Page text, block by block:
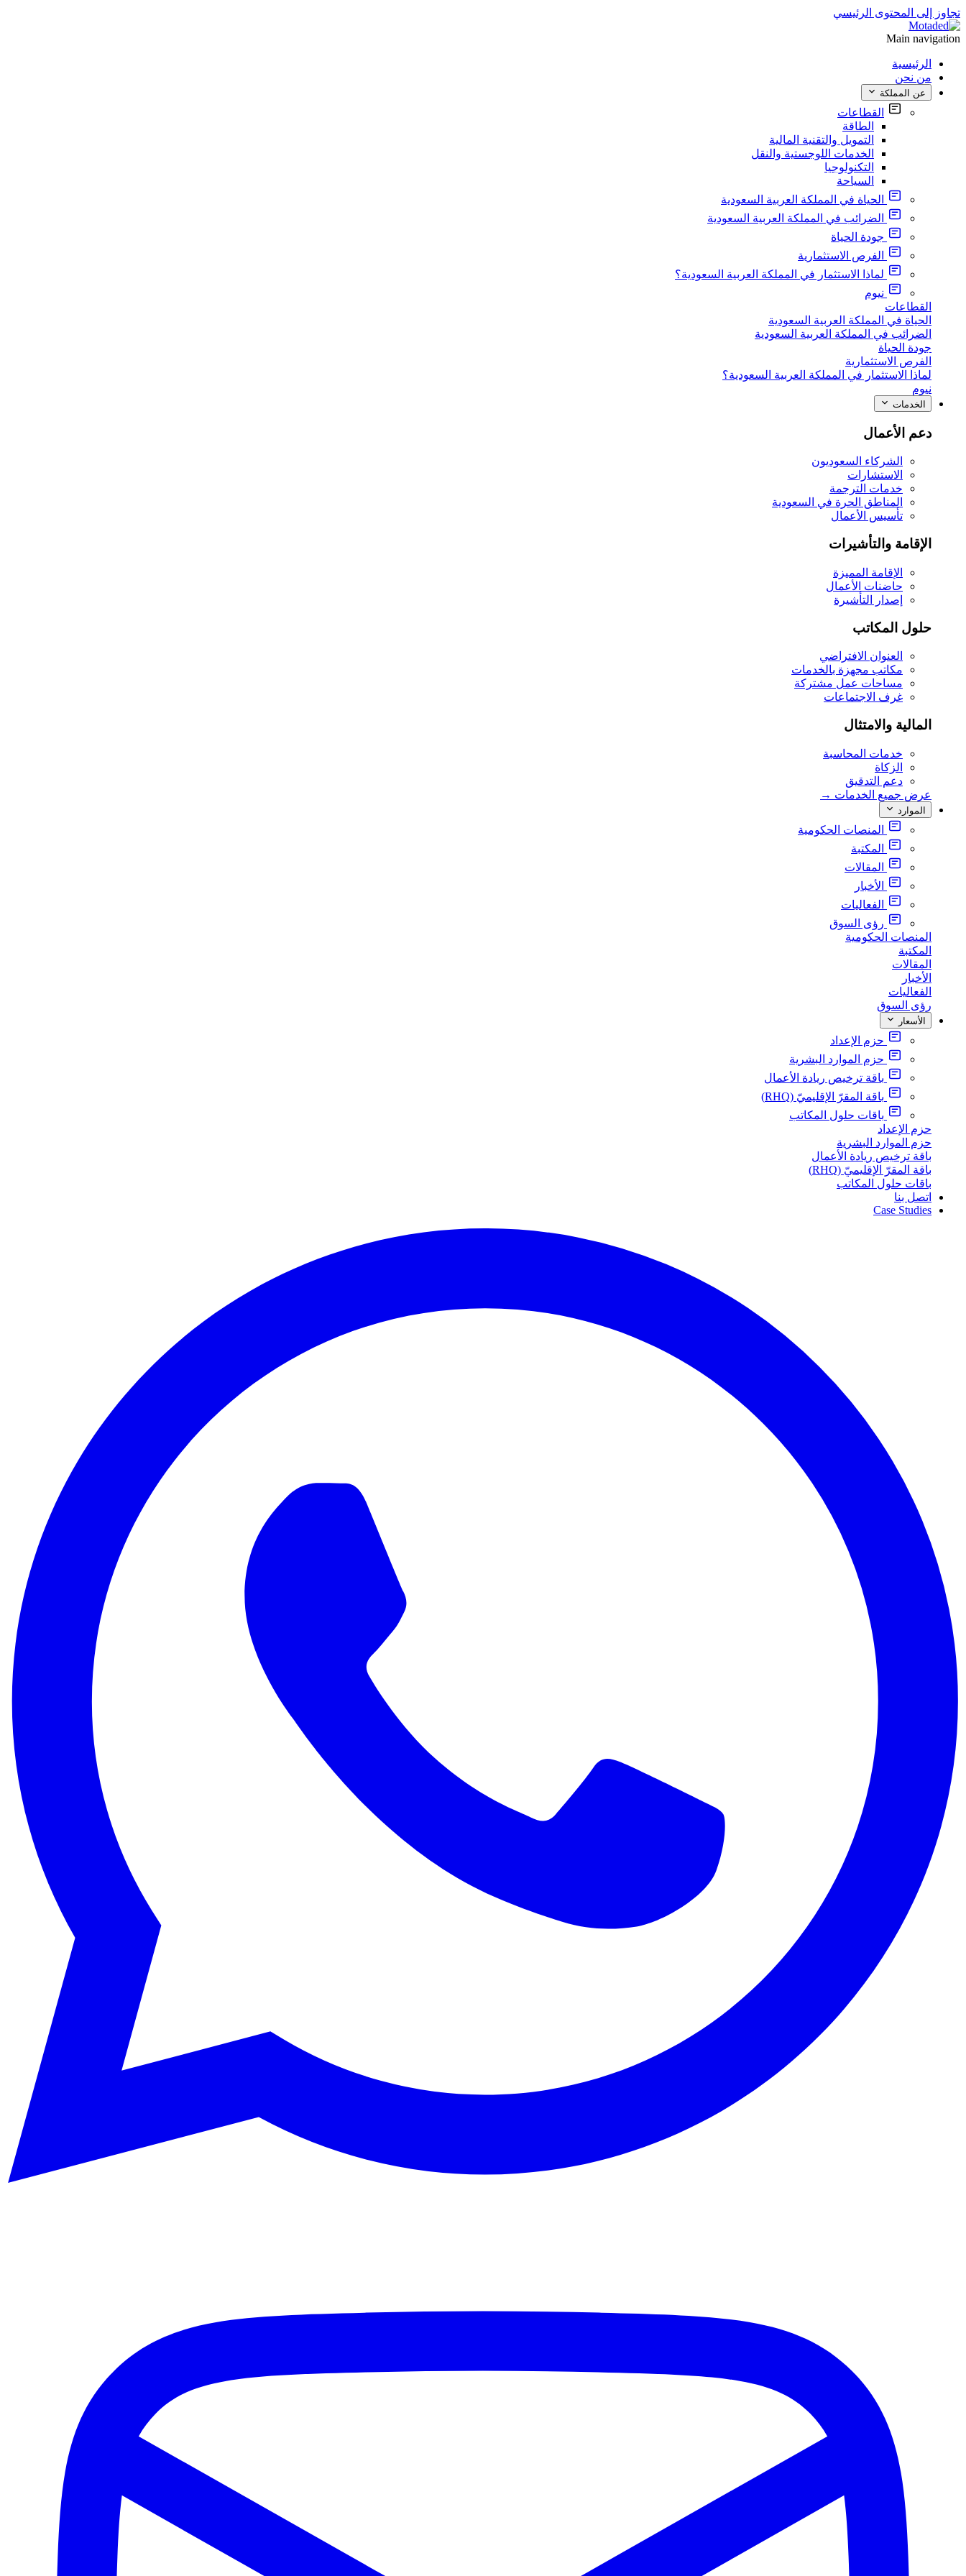
تجاوز إلى المحتوى الرئيسي
Main navigation
الرئيسية
من نحن
عن المملكة
القطاعات
الطاقة
التمويل والتقنية المالية
الخدمات اللوجستية والنقل
التكنولوجيا
السياحة
الحياة في المملكة العربية السعودية
الضرائب في المملكة العربية السعودية
جودة الحياة
الفرص الاستثمارية
لماذا الاستثمار في المملكة العربية السعودية؟
نيوم
القطاعات
الحياة في المملكة العربية السعودية
الضرائب في المملكة العربية السعودية
جودة الحياة
الفرص الاستثمارية
لماذا الاستثمار في المملكة العربية السعودية؟
نيوم
الخدمات
دعم الأعمال
الشركاء السعوديون
الاستشارات
خدمات الترجمة
المناطق الحرة في السعودية
تأسيس الأعمال
الإقامة والتأشيرات
الإقامة المميزة
حاضنات الأعمال
إصدار التأشيرة
حلول المكاتب
العنوان الافتراضي
مكاتب مجهزة بالخدمات
مساحات عمل مشتركة
غرف الاجتماعات
المالية والامتثال
خدمات المحاسبة
الزكاة
دعم التدقيق
عرض جميع الخدمات →
الموارد
المنصات الحكومية
المكتبة
المقالات
الأخبار
الفعاليات
رؤى السوق
المنصات الحكومية
المكتبة
المقالات
الأخبار
الفعاليات
رؤى السوق
الأسعار
حزم الإعداد
حزم الموارد البشرية
باقة ترخيص ريادة الأعمال
باقة المقرّ الإقليميّ (RHQ)
باقات حلول المكاتب
حزم الإعداد
حزم الموارد البشرية
باقة ترخيص ريادة الأعمال
باقة المقرّ الإقليميّ (RHQ)
باقات حلول المكاتب
اتصل بنا
Case Studies